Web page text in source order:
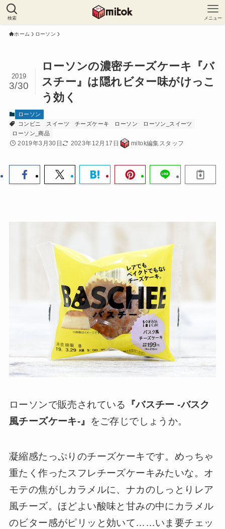
検索 メニュー
ホーム ローソン
ローソンの濃密チーズケーキ『バ
スチー』は隠れビター味がけっこ
う効く
2019
3/30
ローソン
コンビニ
スイーツ チーズケーキ ローソン
ローソン_スイーツ
ローソン_商品
2019年3月30日 2023年12月17日 mitok編集スタッフ
ローソンで販売されている
『バスチー -バスク
風チーズケーキ‐』
をご存じでしょうか。
凝縮感たっぷりのチーズケーキです。めっちゃ
重たく作ったスフレチーズケーキみたいな。オ
モテの焦がしカラメルに、ナカのしっとりレア
風チーズ。ほどよい酸味と甘みの中にカラメル
のビター感がピリッと効いて……いま要チェッ